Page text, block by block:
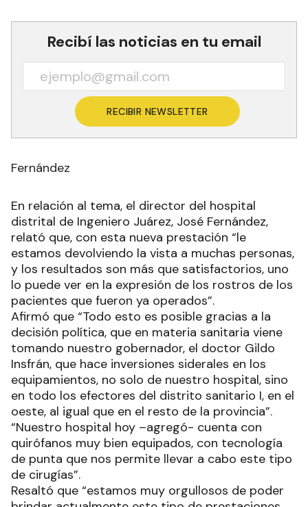
Recibí las noticias en tu email
RECIBIR NEWSLETTER
Fernández
En relación al tema, el director del hospital
distrital de Ingeniero Juárez, José Fernández,
relató que, con esta nueva prestación “le
estamos devolviendo la vista a muchas personas,
y los resultados son más que satisfactorios, uno
lo puede ver en la expresión de los rostros de los
pacientes que fueron ya operados”.
Afirmó que “Todo esto es posible gracias a la
decisión política, que en materia sanitaria viene
tomando nuestro gobernador, el doctor Gildo
Insfrán, que hace inversiones siderales en los
equipamientos, no solo de nuestro hospital, sino
en todo los efectores del distrito sanitario I, en el
oeste, al igual que en el resto de la provincia”.
“Nuestro hospital hoy –agregó- cuenta con
quirófanos muy bien equipados, con tecnología
de punta que nos permite llevar a cabo este tipo
de cirugías”.
Resaltó que “estamos muy orgullosos de poder